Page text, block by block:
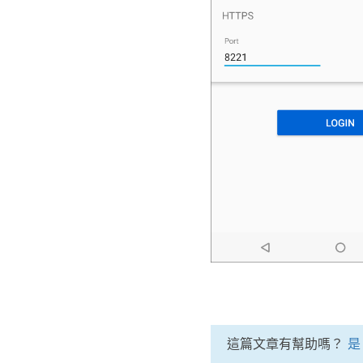
這篇文章有幫助嗎？ 是